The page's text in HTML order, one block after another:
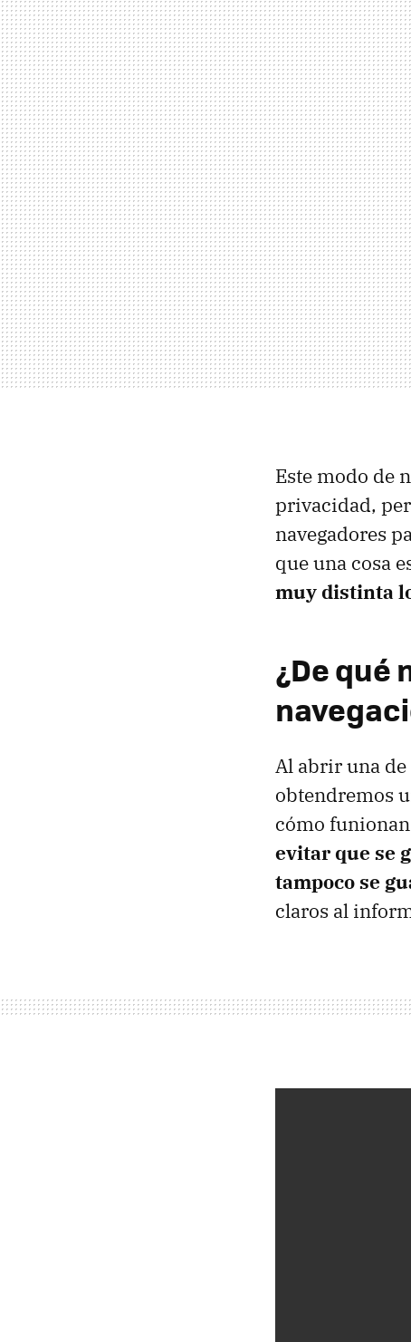
Este modo de
privacidad,
navegadores
que una cosa
muy distinta
¿De qué
Al abrir una de
obtendremos
cómo
evitar que se
tampoco se
claros al